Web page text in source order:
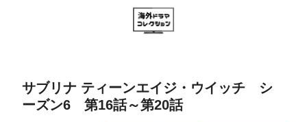
サブリナ ティーンエイジ・ウイッチ シ
ーズン6 第16話～第20話